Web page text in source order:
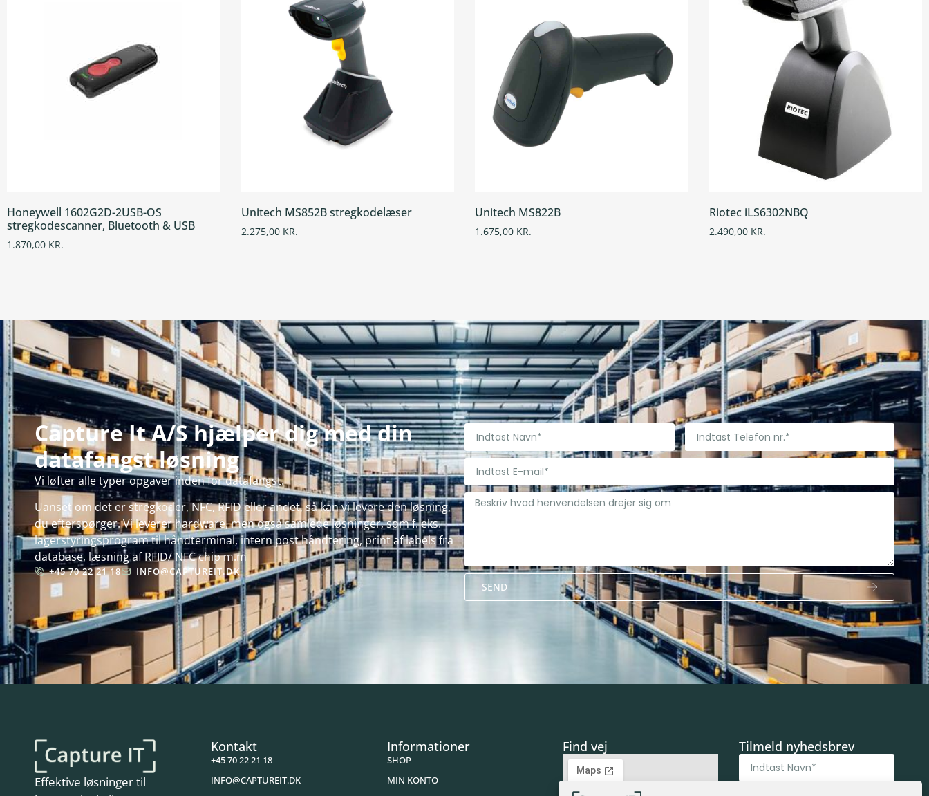
Honeywell 1602G2D-2USB-OS
stregkodescanner, Bluetooth & USB
1.870,00 KR.
Unitech MS852B stregkodelæser
2.275,00 KR.
Unitech MS822B
1.675,00 KR.
Riotec iLS6302NBQ
2.490,00 KR.
Capture It A/S hjælper dig med din
datafangst løsning
Vi løfter alle typer opgaver inden for datafangst.
Uanset om det er stregkoder, NFC, RFID eller andet, så kan vi levere den løsning,
du efterspørger. Vi leverer hardware, men også samlede løsninger, som f. eks.
lagerstyringsprogram til håndterminal, intern post håndtering, print af labels fra
database, læsning af RFID/ NFC chip m.m
+45 70 22 21 18 INFO@CAPTUREIT.DK
SEND
Effektive løsninger til
Kontakt
+45 70 22 21 18
INFO@CAPTUREIT.DK
Informationer
SHOP
MIN KONTO
Find vej Tilmeld nyhedsbrev